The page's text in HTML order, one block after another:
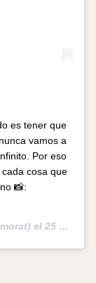
es tener que
vamos a
Por eso
cosa que
📸:
el 25 Feb, 2020 a las 9:25 PST